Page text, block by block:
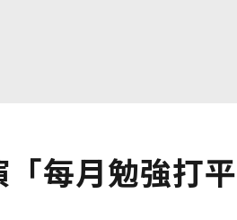
每月勉強打